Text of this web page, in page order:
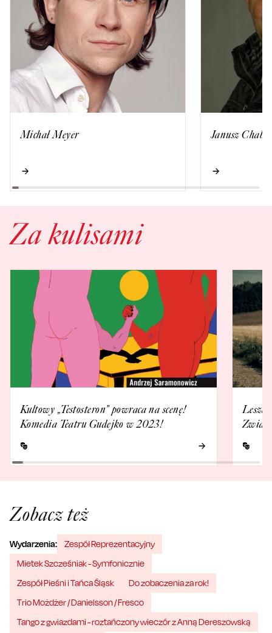
Michał Meyer Janusz
Za kulisami
Kultowy „Testosteron” powraca na scenę!
Komedia Teatru Gudejko w 2023!
Zobacz też
Wydarzenia:
Zespół Reprezentacyjny
Mietek Szcześniak - Symfonicznie
Zespół Pieśni i Tańca Śląsk
Do zobaczenia za rok!
Trio Możdżer / Danielsson / Fresco
Tango z gwiazdami - roztańczony wieczór z Anną Dereszowską